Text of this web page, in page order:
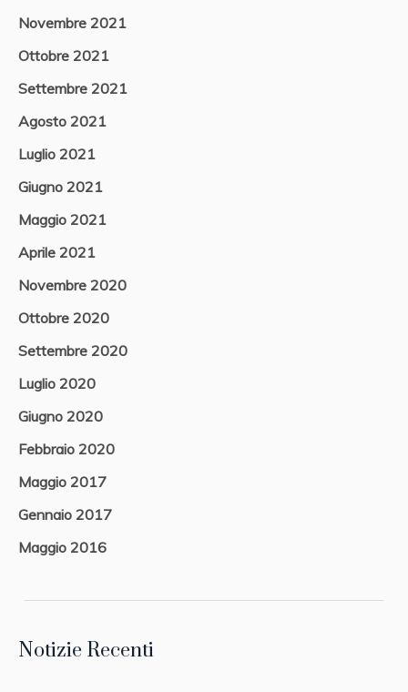
Novembre 2021
Ottobre 2021
Settembre 2021
Agosto 2021
Luglio 2021
Giugno 2021
Maggio 2021
Aprile 2021
Novembre 2020
Ottobre 2020
Settembre 2020
Luglio 2020
Giugno 2020
Febbraio 2020
Maggio 2017
Gennaio 2017
Maggio 2016
Notizie Recenti